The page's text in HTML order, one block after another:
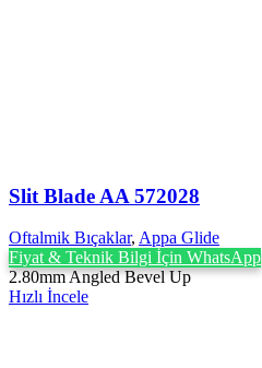
Slit Blade AA 572028
Oftalmik Bıçaklar, Appa Glide
Fiyat & Teknik Bilgi İçin WhatsApp
2.80mm Angled Bevel Up
Hızlı İncele